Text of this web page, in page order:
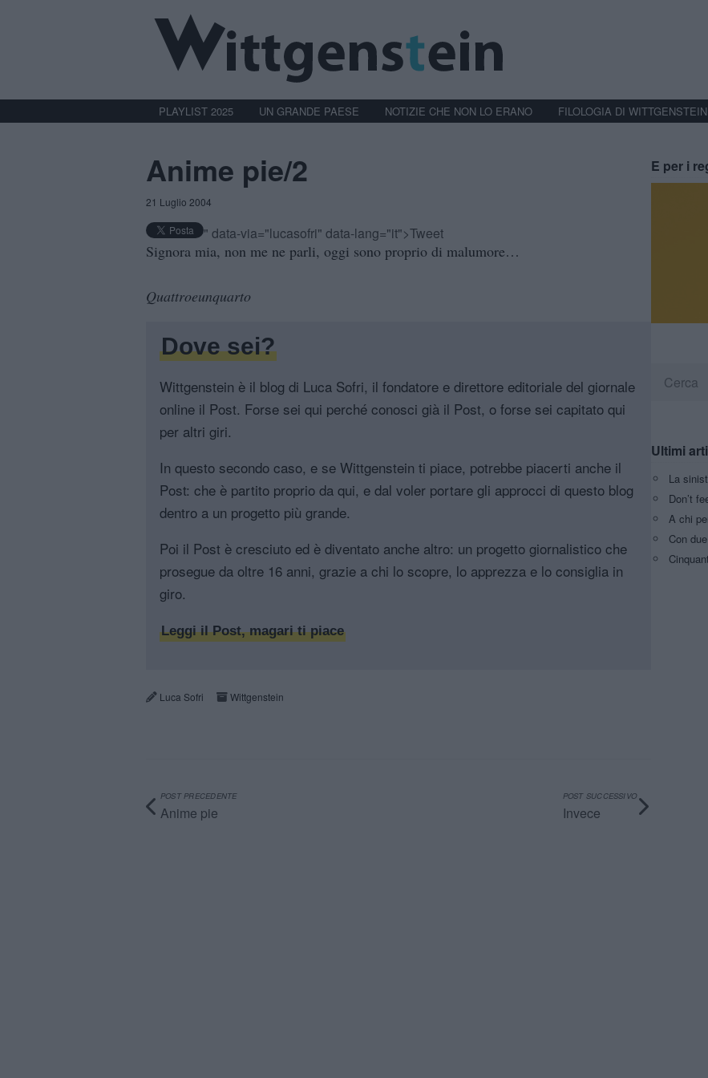
PLAYLIST 2025 UN GRANDE PAESE NOTIZIE CHE NON LO ERANO FILOLOGIA DI WITTGENSTEIN
Anime pie/2
21 Luglio 2004
" data-via="lucasofri" data-lang="it">Tweet
Signora mia, non me ne parli, oggi sono proprio di malumore…
Quattroeunquarto
Dove sei?
Wittgenstein è il blog di Luca Sofri, il fondatore e direttore editoriale del giornale
online il Post. Forse sei qui perché conosci già il Post, o forse sei capitato qui
per altri giri.
In questo secondo caso, e se Wittgenstein ti piace, potrebbe piacerti anche il
Post: che è partito proprio da qui, e dal voler portare gli approcci di questo blog
dentro a un progetto più grande.
Poi il Post è cresciuto ed è diventato anche altro: un progetto giornalistico che
prosegue da oltre 16 anni, grazie a chi lo scopre, lo apprezza e lo consiglia in
giro.
Leggi il Post, magari ti piace
Luca Sofri Wittgenstein
POST PRECEDENTE
Anime pie
POST SUCCESSIVO
Invece
E per i
Ultimi
La
Don’t
A chi
Con